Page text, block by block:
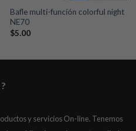
Bafle multi-función colorful night
NE70
$5.00
y servicios On-line. Tenemos